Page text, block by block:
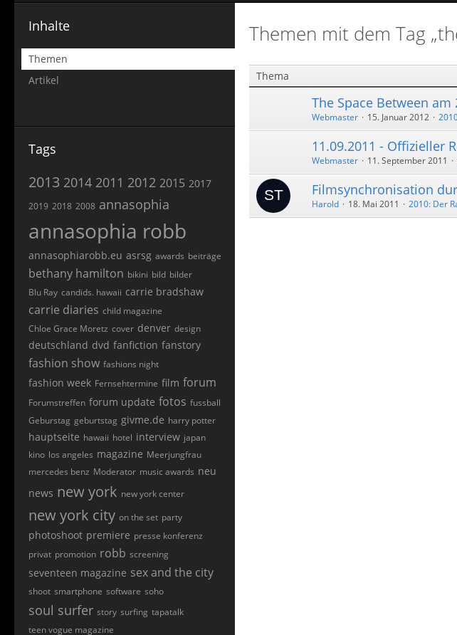
Inhalte
Themen
Artikel
Tags
2013 2014 2011 2012 2015 2017
2019 2018 2008 annasophia
annasophia robb
annasophiarobb.eu asrsg awards beiträge
bethany hamilton bikini bild bilder
Blu Ray candids. hawaii carrie bradshaw
carrie diaries child magazine
Chloe Grace Moretz cover denver design
deutschland dvd fanfiction fanstory
fashion show fashions night
fashion week Fernsehtermine film forum
Forumstreffen forum update fotos fussball
Geburstag geburtstag givme.de harry potter
hauptseite hawaii hotel interview japan
kino los angeles magazine Meerjungfrau
mercedes benz Moderator music awards neu
news new york new york center
new york city on the set party
photoshoot premiere presse konferenz
privat promotion robb screening
seventeen magazine sex and the city
shoot smartphone software soho
soul surfer story surfing tapatalk
teen vogue magazine
Themen mit dem Tag
Thema
The Space Between
Webmaster 15. Januar 2012
11.09.2011 - Offizieller
Webmaster 11. September 2011
Filmsynchronisation
Harold 18. Mai 2011 2010: Der